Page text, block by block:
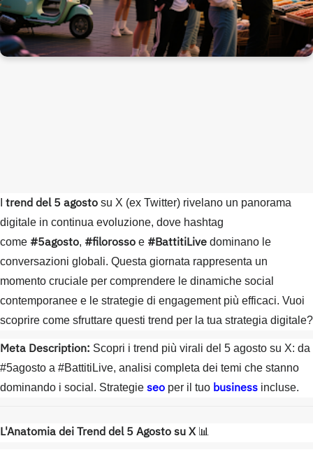
trend del 5 agosto su X (ex Twitter) rivelano un panorama
digitale in continua evoluzione, dove hashtag
come #5agosto, #filorosso e #BattitiLive dominano le
conversazioni globali. Questa giornata rappresenta un
momento cruciale per comprendere le dinamiche social
contemporanee e le strategie di engagement più efficaci. Vuoi
scoprire come sfruttare questi trend per la tua strategia digitale?
Meta Description: Scopri i trend più virali del 5 agosto su X: da
#5agosto a #BattitiLive, analisi completa dei temi che stanno
dominando i social. Strategie seo per il tuo business incluse.
L'Anatomia dei Trend del 5 Agosto su X 📊